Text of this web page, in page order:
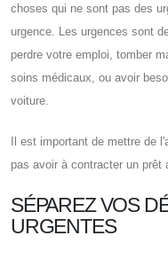
choses qui ne sont pas des
urgence. Les urgences sont
perdre votre emploi, tomber
soins médicaux, ou avoir
voiture.
Il est important de mettre de
pas avoir à contracter un prêt
SÉPAREZ VOS
URGENTES